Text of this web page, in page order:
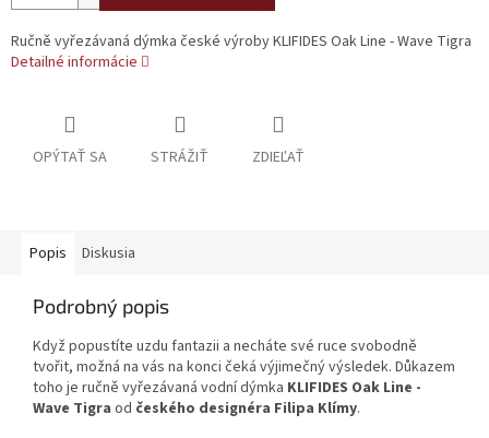
Ručně vyřezávaná dýmka české výroby KLIFIDES Oak Line - Wave Tigra
Detailné informácie
OPÝTAŤ SA STRÁŽIŤ ZDIEĽAŤ
Popis Diskusia
Podrobný popis
Když popustíte uzdu fantazii a necháte své ruce svobodně
tvořit, možná na vás na konci čeká výjimečný výsledek. Důkazem
toho je ručně vyřezávaná vodní dýmka KLIFIDES Oak Line -
Wave Tigra od českého designéra Filipa Klímy.